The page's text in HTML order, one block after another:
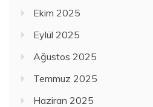
Ekim 2025
Eylül 2025
Ağustos 2025
Temmuz 2025
Haziran 2025